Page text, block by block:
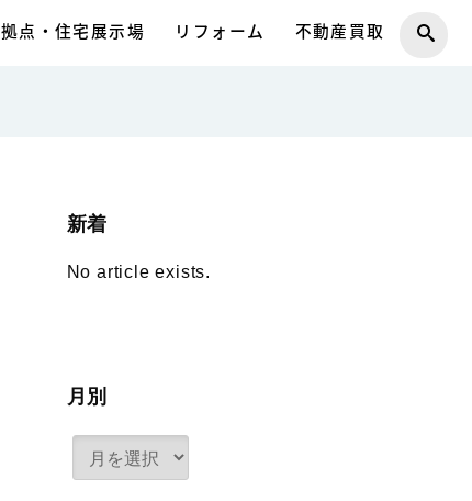
拠点・住宅展示場 リフォーム 不動産買取
新着
No article exists.
月別